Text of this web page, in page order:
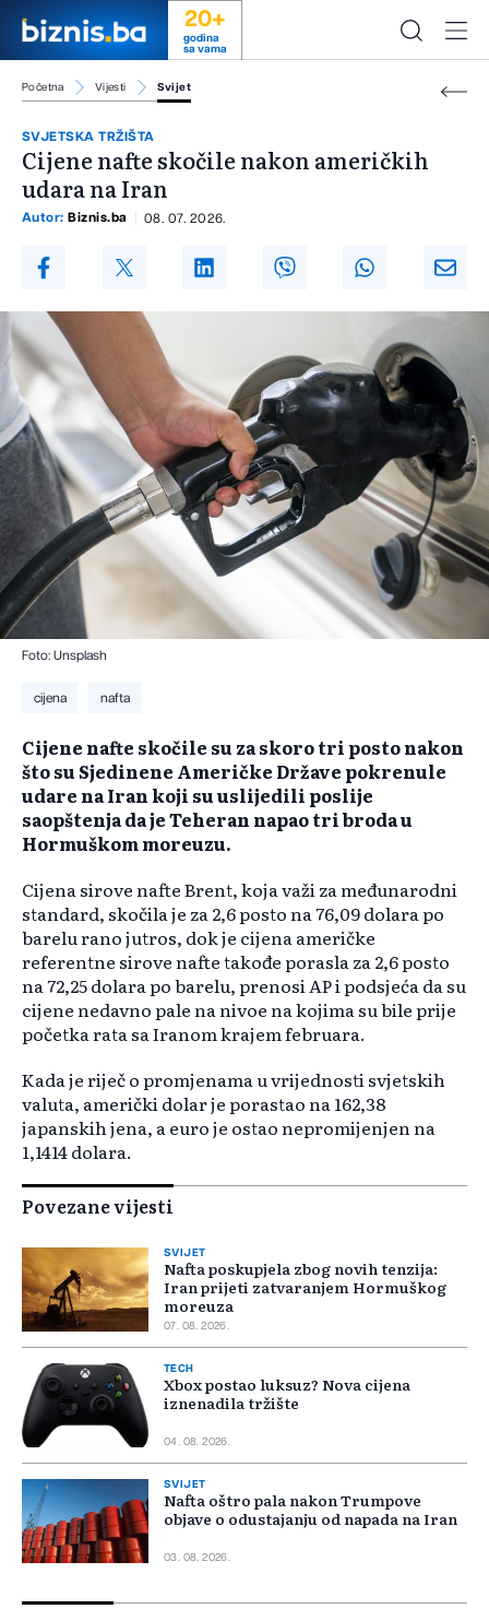
20+
godina
sa vama
Početna Vijesti Svijet
SVJETSKA TRŽIŠTA
Cijene nafte skočile nakon američkih
udara na Iran
Autor: Biznis.ba 08. 07. 2026.
Foto: Unsplash
cijena nafta
Cijene nafte skočile su za skoro tri posto nakon
što su Sjedinene Američke Države pokrenule
udare na Iran koji su uslijedili poslije
saopštenja da je Teheran napao tri broda u
Hormuškom moreuzu.
Cijena sirove nafte Brent, koja važi za međunarodni
standard, skočila je za 2,6 posto na 76,09 dolara po
barelu rano jutros, dok je cijena američke
referentne sirove nafte takođe porasla za 2,6 posto
na 72,25 dolara po barelu, prenosi AP i podsjeća da su
cijene nedavno pale na nivoe na kojima su bile prije
početka rata sa Iranom krajem februara.
Kada je riječ o promjenama u vrijednosti svjetskih
valuta, američki dolar je porastao na 162,38
japanskih jena, a euro je ostao nepromijenjen na
1,1414 dolara.
Povezane vijesti
SVIJET
Nafta poskupjela zbog novih tenzija:
Iran prijeti zatvaranjem Hormuškog
moreuza
07. 08. 2026.
TECH
Xbox postao luksuz? Nova cijena
iznenadila tržište
04. 08. 2026.
SVIJET
Nafta oštro pala nakon Trumpove
objave o odustajanju od napada na Iran
03. 08. 2026.